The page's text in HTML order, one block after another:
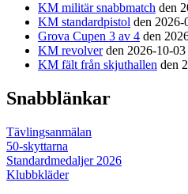
KM militär snabbmatch den
KM standardpistol den 2026-
Grova Cupen 3 av 4 den
KM revolverden 2026-10-03
KM fält från skjuthallen den
Snabblänkar
Tävlingsanmälan
50-skyttarna
Standardmedaljer 2026
Klubbkläder